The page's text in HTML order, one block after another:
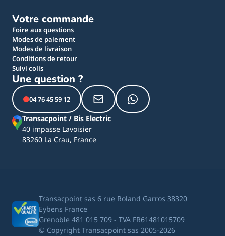
Votre commande
Foire aux questions
Modes de paiement
Modes de livraison
Conditions de retour
Suivi colis
Une question ?
04 76 45 59 12
Transacpoint / Bis Electric
40 impasse Lavoisier
83260 La Crau, France
Transacpoint sas 6 rue Roland Garros 38320
Eybens France
Grenoble 481 015 709 - TVA FR61481015709
© Copyright Transacpoint sas 2005-2026